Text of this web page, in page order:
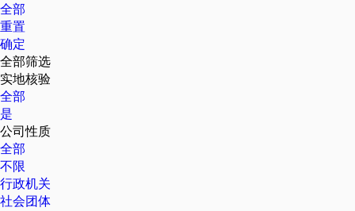
全部
重置
确定
全部筛选
实地核验
全部
是
公司性质
全部
不限
行政机关
社会团体